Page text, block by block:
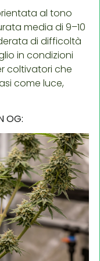
al tono
media di 9–10
di difficoltà
in condizioni
coltivatori che
come luce,
OG: